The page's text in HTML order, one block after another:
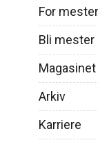
Søk
Veier
For
Bli mester
Arkiv
Karriere